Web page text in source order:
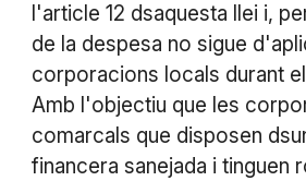
l'article 12 dsaquesta llei i,
de la despesa no sigue
corporacions locals durant
Amb l'objectiu que les
comarcals que disposen
financera sanejada i tinguen